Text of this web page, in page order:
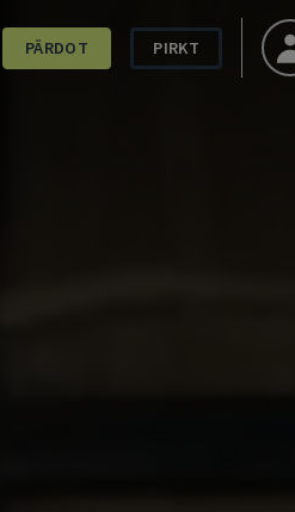
PĀRDOT PIRKT